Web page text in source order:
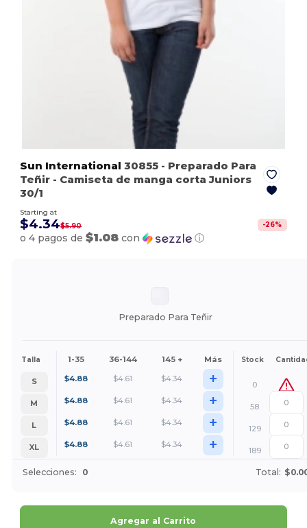
Sun International 30855 - Preparado Para
Teñir - Camiseta de manga corta Juniors
30/1
Starting at
$4.34$5.90 -26%
o 4 pagos de$1.08 con ⓘ
Preparado Para Teñir
Talla 1-35 36-144 145 + Más Stock
S $4.88 $4.61 $4.34 +
0
M
$4.88 $4.61 $4.34 +
58
L
$4.88 $4.61 $4.34 +
129
XL
$4.88 $4.61 $4.34 + 189
Selecciones: 0 Total:
Agregar al Carrito